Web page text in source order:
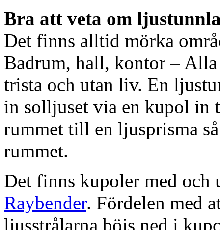
Bra att veta om
Det finns alltid mörka
Badrum, hall, kontor – Alla
trista och utan liv. En
in solljuset via en kupol in
rummet till en ljusprisma
rummet.
Det finns kupoler med och
Raybender. Fördelen med
ljusstrålarna böjs ned i